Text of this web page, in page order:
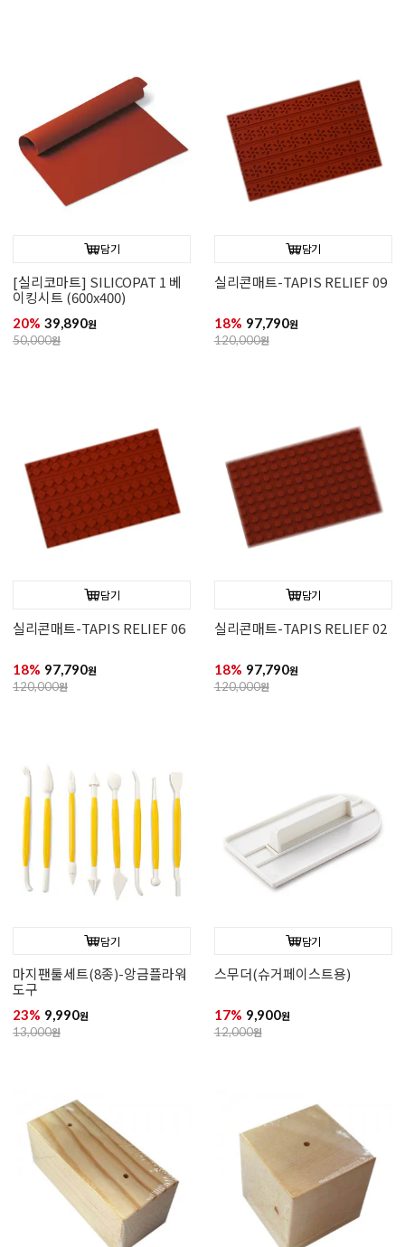
담기
[실리코마트] SILICOPAT 1 베
이킹시트 (600x400)
20% 39,890원
50,000원
담기
실리콘매트-TAPIS RELIEF 09
18% 97,790원
120,000원
담기
실리콘매트-TAPIS RELIEF 06
18% 97,790원
120,000원
담기
실리콘매트-TAPIS RELIEF 02
18% 97,790원
120,000원
담기
마지팬툴세트(8종)-앙금플라워
도구
23% 9,990원
13,000원
담기
스무더(슈거페이스트용)
17% 9,900원
12,000원